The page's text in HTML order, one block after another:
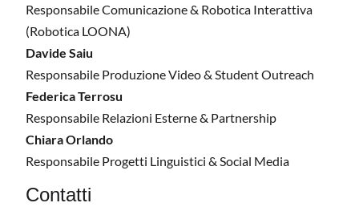
Responsabile Comunicazione & Robotica Interattiva
(Robotica LOONA)
Davide Saiu
Responsabile Produzione Video & Student Outreach
Federica Terrosu
Responsabile Relazioni Esterne & Partnership
Chiara Orlando
Responsabile Progetti Linguistici & Social Media
Contatti